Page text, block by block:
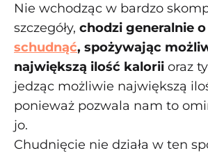
Nie wchodząc w bardzo
szczegóły, chodzi generalnie
schudnąć, spożywając
największą ilość kalorii oraz
jedząc możliwie największą
ponieważ pozwala nam to
jo.
Chudnięcie nie działa w ten